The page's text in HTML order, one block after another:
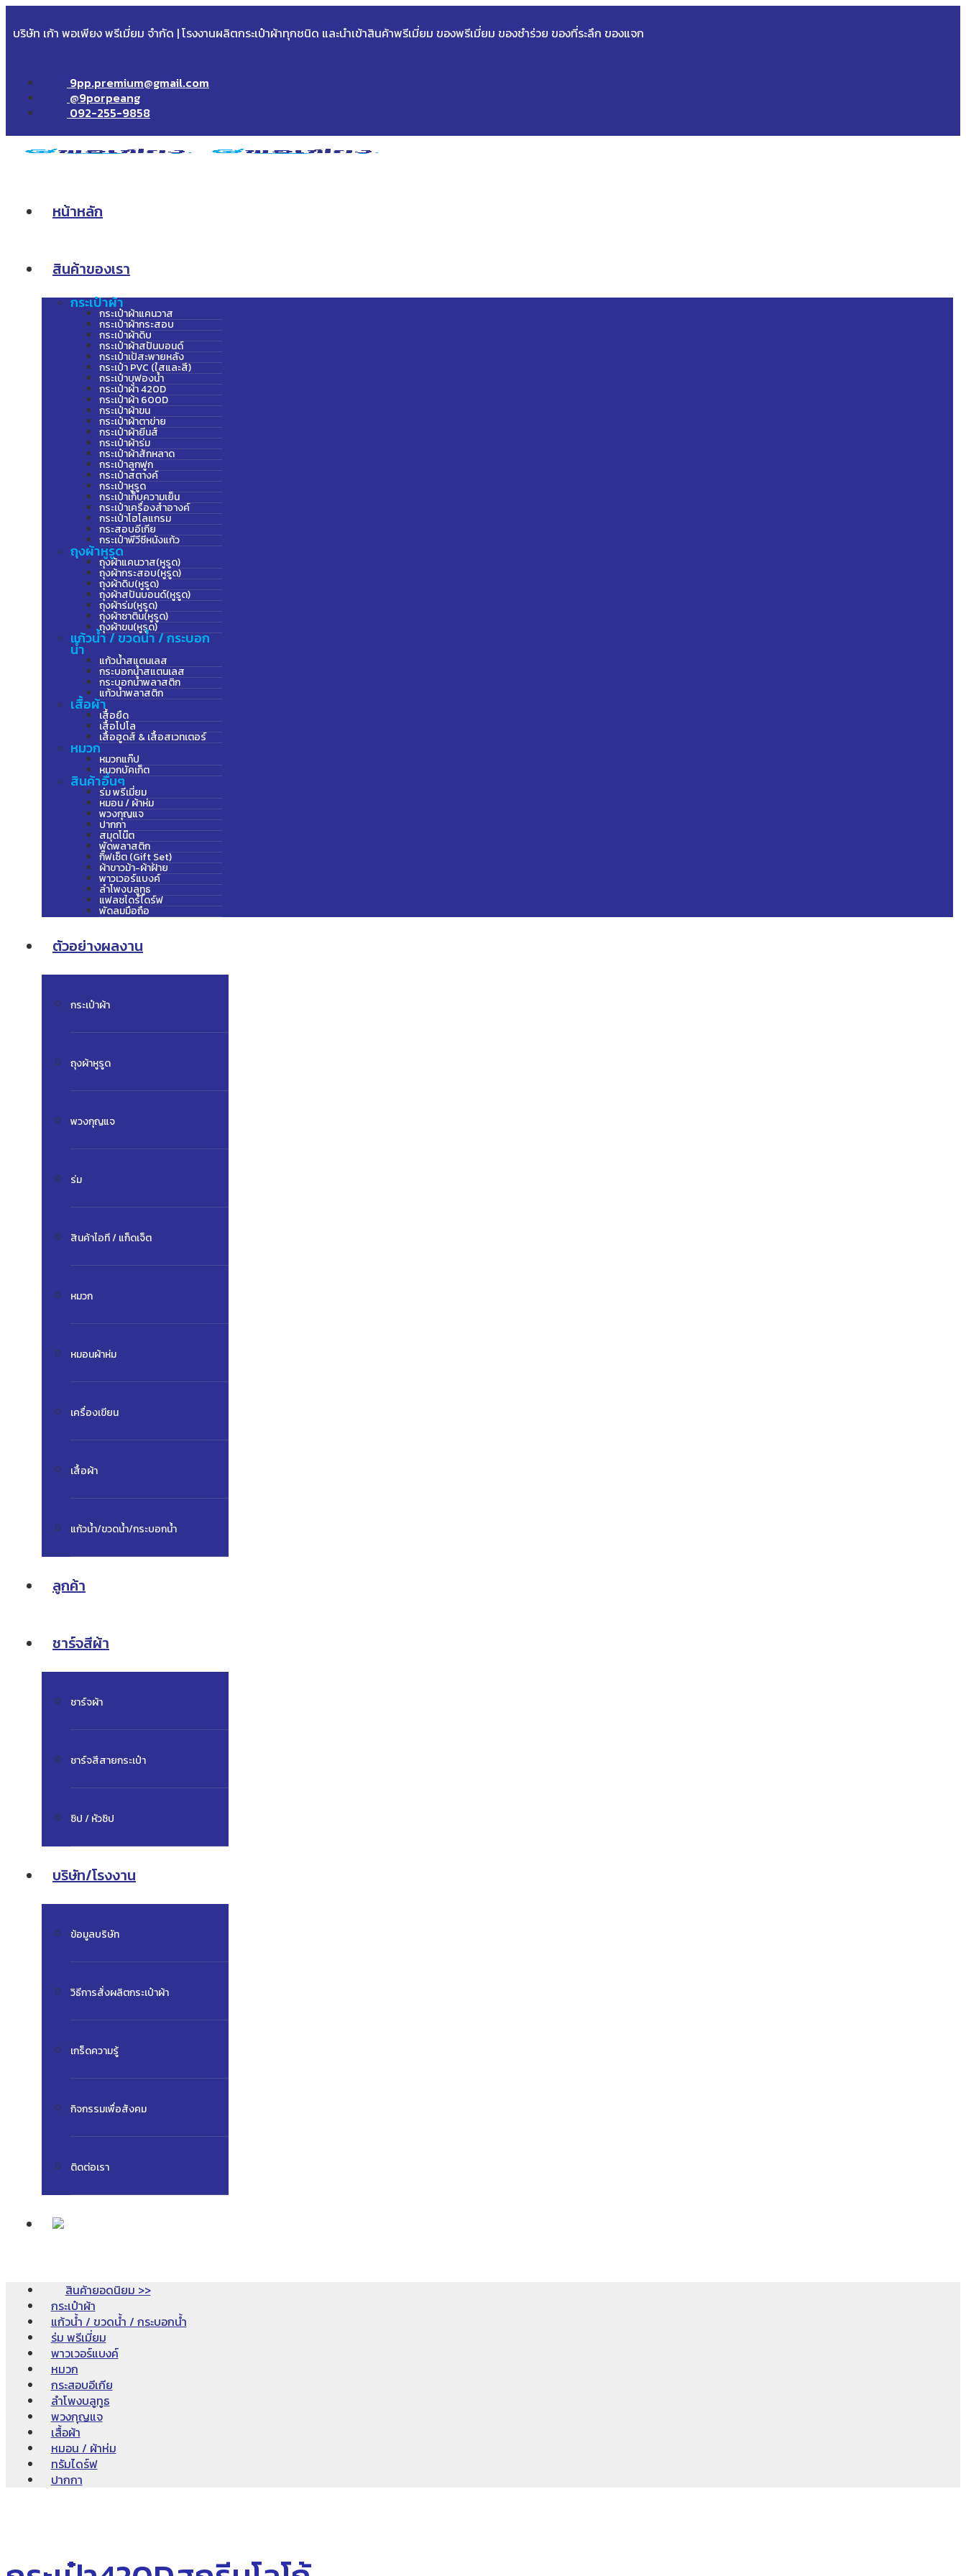
บริษัท เก้า พอเพียง พรีเมี่ยม จำกัด | โรงงานผลิตกระเป๋าผ้าทุกชนิด และนำเข้าสินค้าพรีเมี่ยม ของพรีเมี่ยม ของชำร่วย ของที่ระลึก ของแจก
9pp.premium@gmail.com
@9porpeang
092-255-9858
หน้าหลัก
สินค้าของเรา
กระเป๋าผ้า
กระเป๋าผ้าแคนวาส
กระเป๋าผ้ากระสอบ
กระเป๋าผ้าดิบ
กระเป๋าผ้าสปันบอนด์
กระเป๋าเป้สะพายหลัง
กระเป๋า PVC (ใสและสี)
กระเป๋าบุฟองน้ำ
กระเป๋าผ้า 420D
กระเป๋าผ้า 600D
กระเป๋าผ้าขน
กระเป๋าผ้าตาข่าย
กระเป๋าผ้ายีนส์
กระเป๋าผ้าร่ม
กระเป๋าผ้าสักหลาด
กระเป๋าลูกฟูก
กระเป๋าสตางค์
กระเป๋าหูรูด
กระเป๋าเก็บความเย็น
กระเป๋าเครื่องสำอางค์
กระเป๋าโฮโลแกรม
กระสอบอีเกีย
กระเป๋าพีวีซีหนังแก้ว
ถุงผ้าหูรูด
ถุงผ้าแคนวาส(หูรูด)
ถุงผ้ากระสอบ(หูรูด)
ถุงผ้าดิบ(หูรูด)
ถุงผ้าสปันบอนด์(หูรูด)
ถุงผ้าร่ม(หูรูด)
ถุงผ้าซาติน(หูรูด)
ถุงผ้าขน(หูรูด)
แก้วน้ำ / ขวดน้ำ / กระบอก
น้ำ
แก้วน้ำสแตนเลส
กระบอกน้ำสแตนเลส
กระบอกน้ำพลาสติก
แก้วน้ำพลาสติก
เสื้อผ้า
เสื้อยืด
เสื้อโปโล
เสื้อฮูดส์ & เสื้อสเวทเตอร์
หมวก
หมวกแก๊ป
หมวกบัคเก็ต
สินค้าอื่นๆ
ร่ม พรีเมี่ยม
หมอน / ผ้าห่ม
พวงกุญแจ
ปากกา
สมุดโน๊ต
พัดพลาสติก
กิ๊ฟเซ็ต (Gift Set)
ผ้าขาวม้า-ผ้าฝ้าย
พาวเวอร์แบงค์
ลำโพงบลูทูธ
แฟลชไดร์ไดร์ฟ
พัดลมมือถือ
ตัวอย่างผลงาน
กระเป๋าผ้า
ถุงผ้าหูรูด
พวงกุญแจ
ร่ม
สินค้าไอที / แก็ดเจ็ต
หมวก
หมอนผ้าห่ม
เครื่องเขียน
เสื้อผ้า
แก้วน้ำ/ขวดน้ำ/กระบอกน้ำ
ลูกค้า
ชาร์จสีผ้า
ชาร์จผ้า
ชาร์จสีสายกระเป๋า
ซิป / หัวซิป
บริษัท/โรงงาน
ข้อมูลบริษัท
วิธีการสั่งผลิตกระเป๋าผ้า
เกร็ดความรู้
กิจกรรมเพื่อสังคม
ติดต่อเรา
สินค้ายอดนิยม >>
กระเป๋าผ้า
แก้วน้ำ / ขวดน้ำ / กระบอกน้ำ
ร่ม พรีเมี่ยม
พาวเวอร์แบงค์
หมวก
กระสอบอีเกีย
ลำโพงบลูทูธ
พวงกุญแจ
เสื้อผ้า
หมอน / ผ้าห่ม
ทรัมไดร์ฟ
ปากกา